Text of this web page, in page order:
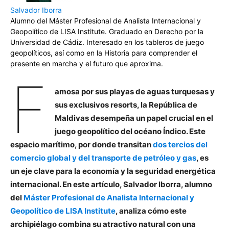
Salvador Iborra
Alumno del Máster Profesional de Analista Internacional y
Geopolítico de LISA Institute. Graduado en Derecho por la
Universidad de Cádiz. Interesado en los tableros de juego
geopolíticos, así como en la Historia para comprender el
presente en marcha y el futuro que aproxima.
F
amosa por sus playas de aguas turquesas y
sus exclusivos resorts, la República de
Maldivas desempeña un papel crucial en el
juego geopolítico del océano Índico. Este
espacio marítimo, por donde transitandos tercios del
comercio global y del transporte de petróleo y gas, es
un eje clave para la economía y la seguridad energética
internacional. En este artículo, Salvador Iborra, alumno
del Máster Profesional de Analista Internacional y
Geopolítico de LISA Institute, analiza cómo este
archipiélago combina su atractivo natural con una